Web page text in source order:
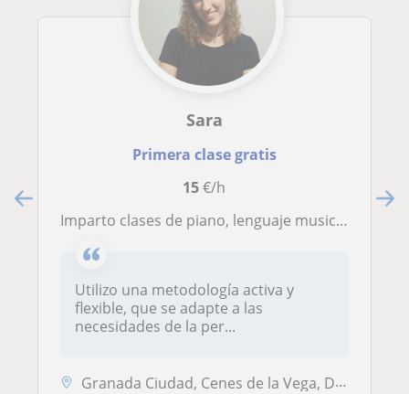
Sara
Primera clase gratis
15€/h
Imparto clases de piano, lenguaje musical, canto, iniciacion a la musica... para pequeños y adultos en la ciudad de Granada. Soy graduada en pedagogía musical con más de 15 años de experiencia tocando el piano
Utilizo una metodología activa y
flexible, que se adapte a las
necesidades de la per...
Granada Ciudad, Cenes de la Vega, Dúdar, Huétor de Santillán, Pinos Ge...